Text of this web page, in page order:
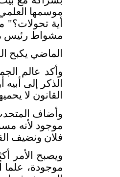
موسمها
أية
مشواط رئيس
الماضي يكبح
وأكد عالم
الذكر إلى
القانون لا
وأضاف
موجود لأنه
فلان ونضيف
ويصبح الأمر
موجودة، علما